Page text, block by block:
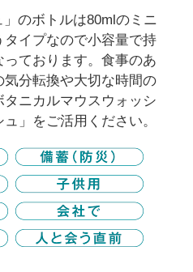
」のボトルは80mlのミニ
イプなので小容量で持
ております。食事のあ
気分転換や大切な時間の
ニカルマウスウォッシ
」をご活用ください。